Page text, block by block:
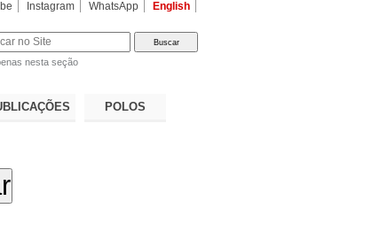
Instagram WhatsApp English
nesta seção
POLOS